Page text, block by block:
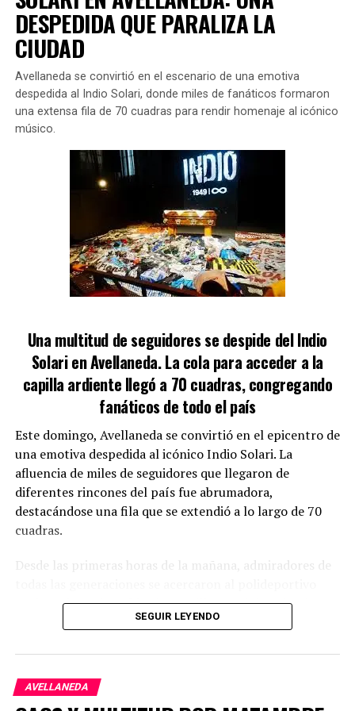
intensivo operativo de búsqueda.
La hipótesis que analizan los
investigadores
las principales hipótesis considera la posibilidad de que
la embarcación se haya hundido.
Los expertos sugieren que las bajas temperaturas del
agua y las condiciones de la zona podrían estar
complicando la localización de la embarcación.
La búsqueda de lospescadores desaparecidos en el
guardacostas, motos de agua y embarcaciones
especializadas.
Los objetos hallados en Atalaya se han incorporado a la
causa que está siendo tramitada por la Unidad Funcional
de Instrucción y Juicio N.º 4 Descentralizada de
Berazategui.
MILES RINDEN HOMENAJE AL INDIO SOLARI EN
AVELLANEDA: UNA DESPEDIDA QUE PARALIZA LA CIUDAD
DESPEDIDA QUE PARALIZA LA
CIUDAD
Avellaneda se convirtió en el escenario de una emotiva
despedida al Indio Solari, donde miles de fanáticos formaron
una extensa fila de 70 cuadras para rendir homenaje al icónico
músico.
Una multitud de seguidores se despide del Indio
Solari en Avellaneda. La cola para acceder a la
capilla ardiente llegó a 70 cuadras, congregando
fanáticos de todo el país
Este domingo, Avellaneda se convirtió en el epicentro de
una emotiva despedida al icónico Indio Solari. La
afluencia de miles de seguidores que llegaron de
diferentes rincones del país fue abrumadora,
destacándose una fila que se extendió a lo largo de 70
cuadras.
Desde las primeras horas de la mañana, admiradores de
José María Gatica, ubicado en Villa Domínico, donde se
había dispuesto la capilla ardiente. La inesperada
hora antes de lo programado, dado que muchos
fanáticos optaron por pasar la noche en vigilia.
SEGUIR LEYENDO
AVELLANEDA